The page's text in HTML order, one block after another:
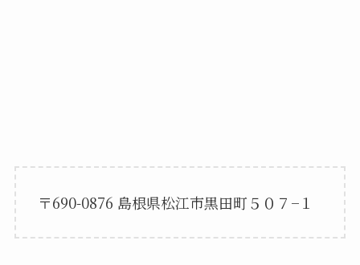
〒690-0876 島根県松江市黒田町５０７−１